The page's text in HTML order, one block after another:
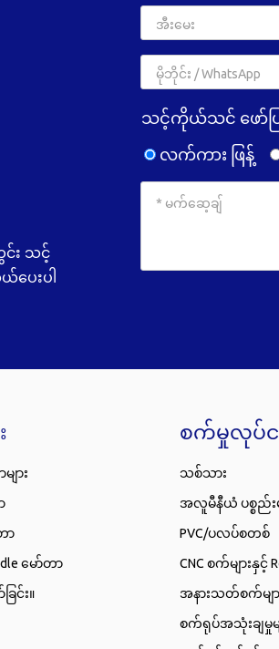
င်း သင့်
ေးပါ
သင့်ကိုယ်သင် ဖော်ပြ
လက်ကား ဖြန့်
ျား
ာ
မော်တာ
ြင်း။
စက်မှုလုပ်ငန်
သစ်သား
အလူမီနီယံ ပစ္စည်းမ
PVC/ပလပ်စတစ်
CNC စက်များနှင့်
အနားသတ်စက်မျာ
စက်ရုပ်အသုံးချမှုမ